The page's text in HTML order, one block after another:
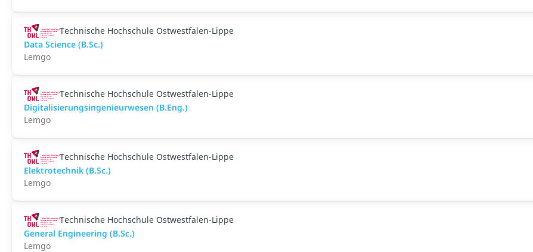
Technische Hochschule Ostwestfalen-Lippe
Data Science (B.Sc.)
Lemgo
Technische Hochschule Ostwestfalen-Lippe
Digitalisierungsingenieurwesen (B.Eng.)
Lemgo
Technische Hochschule Ostwestfalen-Lippe
Elektrotechnik (B.Sc.)
Lemgo
Technische Hochschule Ostwestfalen-Lippe
General Engineering (B.Sc.)
Lemgo